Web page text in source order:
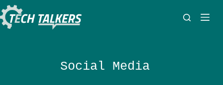
Zum
Inhalt
springen
Social Media